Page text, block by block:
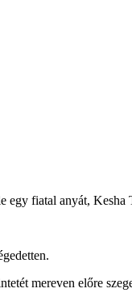
fiatal anyát,
mereven előre